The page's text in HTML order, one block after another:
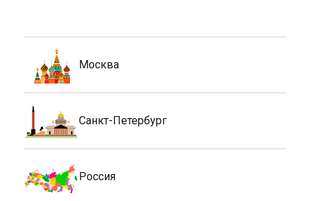
Москва
Санкт-Петербург
Россия